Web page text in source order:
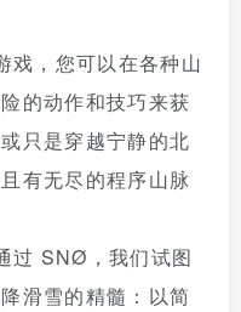
戏，您可以在各种山
的动作和技巧来获
只是穿越宁静的北
有无尽的程序山脉
过 SNØ，我们试图
滑雪的精髓：以简